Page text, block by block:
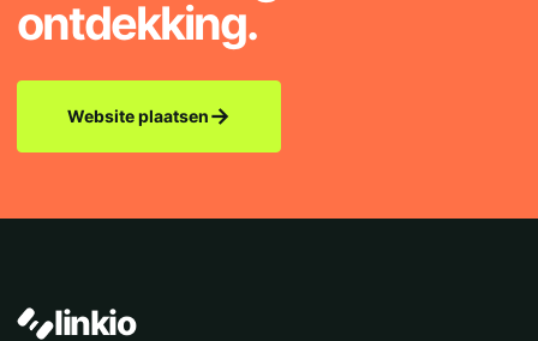
ontdekking.
Website plaatsen→
linkio